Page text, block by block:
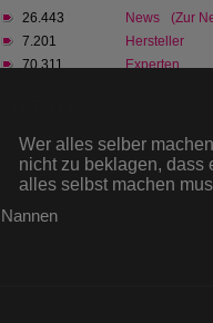
26.443 News
(Zur
7.201
Hersteller
70.311
Experten
750.129
Visits im Juni
1.263.537
Wer alles selber
nicht zu beklagen, dass
alles selbst machen